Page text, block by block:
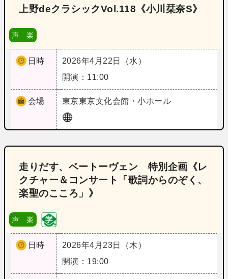
上野deクラシックVol.118《小川栞奈S》
声 楽
日時
2026年4月22日（水）
開演：11:00
会場 東京東京文化会館・小ホール
走りだす、ベートーヴェン 特別企画《レ
クチャー＆コンサート「歌詞からのぞく、
楽聖のこころ」》
声 楽
日時
2026年4月23日（木）
開演：19:00